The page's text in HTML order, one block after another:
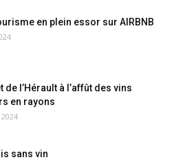
en plein essor sur AIRBNB
de l’Hérault à l’affût des vins
en rayons
sans vin